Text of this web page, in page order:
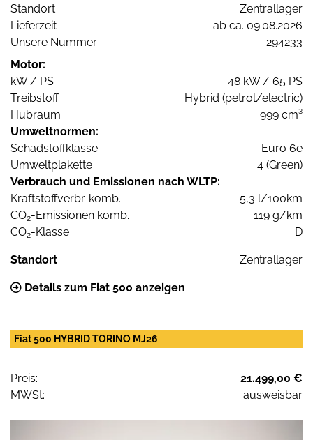
Standort
Zentrallager
Lieferzeit
ab ca. 09.08.2026
Unsere Nummer
294233
Motor:
kW / PS
48 kW / 65 PS
Treibstoff
Hybrid (petrol/electric)
Hubraum
999 cm³
Umweltnormen:
Schadstoffklasse
Euro 6e
Umweltplakette
4 (Green)
Verbrauch und Emissionen nach WLTP:
Kraftstoffverbr. komb.
5,3 l/100km
CO2-Emissionen komb.
119 g/km
CO2-Klasse D
Standort Zentrallager
Details zum Fiat 500 anzeigen
Fiat 500 HYBRID TORINO MJ26
Preis:
21.499,00 €
MWSt:
ausweisbar